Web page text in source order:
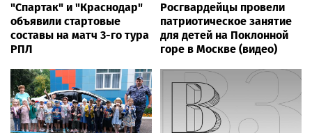
"Спартак" и "Краснодар"
объявили стартовые
составы на матч 3-го тура
РПЛ
Росгвардейцы провели
патриотическое занятие
для детей на Поклонной
горе в Москве (видео)